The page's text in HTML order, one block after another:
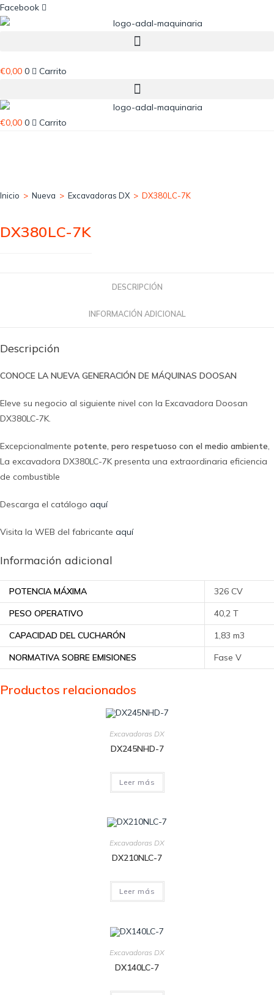
Ir
al
Facebook
€0,00 0 Carrito
€0,00 0 Carrito
Inicio > Nueva > Excavadoras DX > DX380LC-7K
DX380LC-7K
DESCRIPCIÓN
INFORMACIÓN ADICIONAL
Descripción
CONOCE LA NUEVA GENERACIÓN DE MÁQUINAS DOOSAN
Eleve su negocio al siguiente nivel con la Excavadora Doosan
DX380LC-7K.
Excepcionalmente potente, pero respetuoso con el medio ambiente,
La excavadora DX380LC-7K presenta una extraordinaria eficiencia
de combustible
Descarga el catálogo aquí
Visita la WEB del fabricante aquí
Información adicional
POTENCIA MÁXIMA
326 CV
PESO OPERATIVO
40,2 T
CAPACIDAD DEL CUCHARÓN
1,83 m3
NORMATIVA SOBRE EMISIONES
Fase V
Productos relacionados
Excavadoras DX
DX245NHD-7
Leer más
Excavadoras DX
DX210NLC-7
Leer más
Excavadoras DX
DX140LC-7